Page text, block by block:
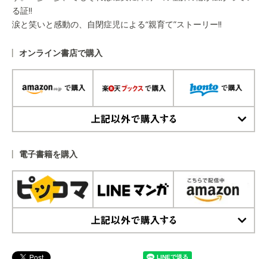
る証!!
涙と笑いと感動の、自閉症児による“親育て”ストーリー!!
オンライン書店で購入
電子書籍を購入